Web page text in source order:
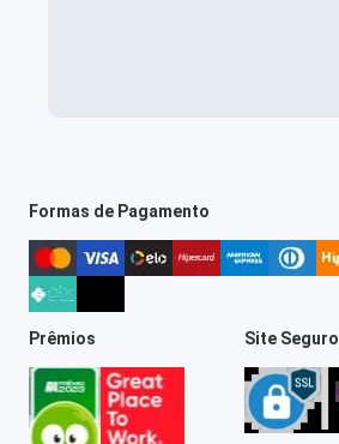
Formas de Pagamento
Prêmios Site Seguro